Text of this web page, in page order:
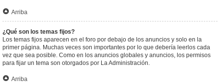
Arriba
¿Qué son los temas fijos?
Los temas fijos aparecen en el foro por debajo de los anuncios y solo en la
primer página. Muchas veces son importantes por lo que debería leerlos cada
vez que sea posible. Como en los anuncios globales y anuncios, los permisos
para fijar un tema son otorgados por La Administración.
Arriba